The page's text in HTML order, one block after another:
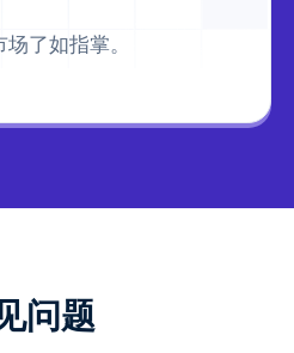
了如指掌。
问题